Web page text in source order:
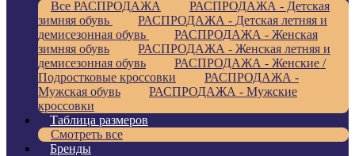
Все РАСПРОДАЖА
РАСПРОДАЖА - Детская
зимняя обувь
РАСПРОДАЖА - Детская летняя и
демисезонная обувь
РАСПРОДАЖА - Женская
зимняя обувь
РАСПРОДАЖА - Женская летняя и
демисезонная обувь
РАСПРОДАЖА - Женские /
Подростковые кроссовки
РАСПРОДАЖА -
Мужская обувь
РАСПРОДАЖА - Мужские
кроссовки
Таблица размеров
Смотреть все
Бренды